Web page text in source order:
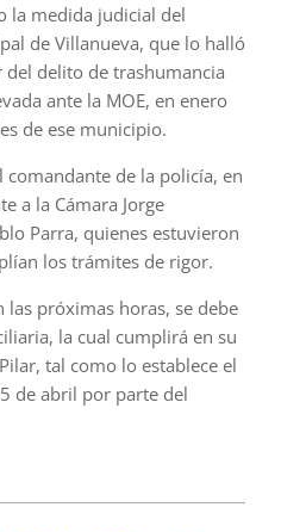
la medida judicial del
de Villanueva, que lo halló
delito de trashumancia
ante la MOE, en enero
de ese municipio.
de la policía, en
a la Cámara Jorge
Parra, quienes estuvieron
los trámites de rigor.
las próximas horas, se debe
la cual cumplirá en su
tal como lo establece el
de abril por parte del